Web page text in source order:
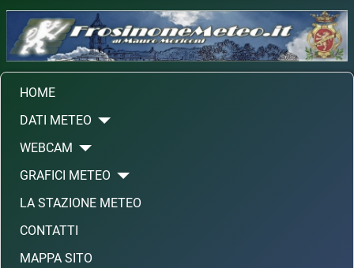
HOME
DATI METEO
WEBCAM
GRAFICI METEO
LA STAZIONE METEO
CONTATTI
MAPPA SITO